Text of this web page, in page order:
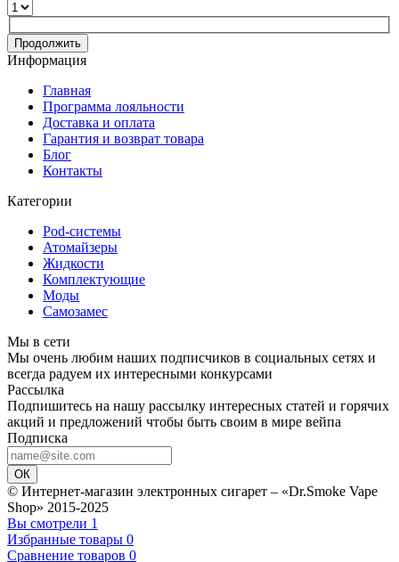
Продолжить
Информация
Главная
Программа лояльности
Доставка и оплата
Гарантия и возврат товара
Блог
Контакты
Категории
Pod-системы
Атомайзеры
Жидкости
Комплектующие
Моды
Самозамес
Мы в сети
Мы очень любим наших подписчиков в социальных сетях и
всегда радуем их интересными конкурсами
Рассылка
Подпишитесь на нашу рассылку интересных статей и горячих
акций и предложений чтобы быть своим в мире вейпа
Подписка
ОК
© Интернет-магазин электронных сигарет – «Dr.Smoke Vape
Shop» 2015-2025
Вы смотрели 1
Избранные товары 0
Сравнение товаров 0